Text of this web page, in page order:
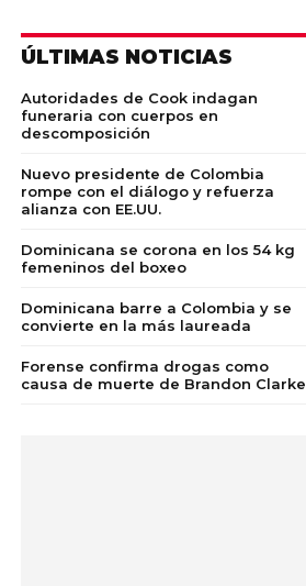
ÚLTIMAS NOTICIAS
Autoridades de Cook indagan
funeraria con cuerpos en
descomposición
Nuevo presidente de Colombia
rompe con el diálogo y refuerza
alianza con EE.UU.
Dominicana se corona en los 54 kg
femeninos del boxeo
Dominicana barre a Colombia y se
convierte en la más laureada
Forense confirma drogas como
causa de muerte de Brandon Clarke